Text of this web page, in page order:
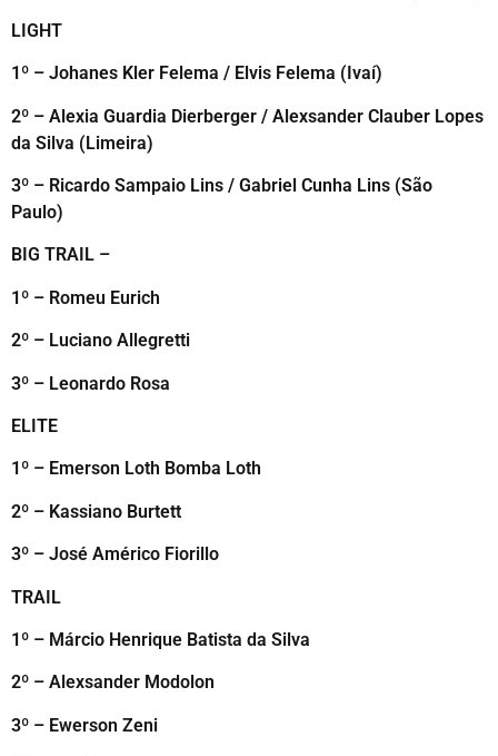
LIGHT
1º – Johanes Kler Felema / Elvis Felema (Ivaí)
2º – Alexia Guardia Dierberger / Alexsander Clauber Lopes
da Silva (Limeira)
3º – Ricardo Sampaio Lins / Gabriel Cunha Lins (São
Paulo)
BIG TRAIL –
1º – Romeu Eurich
2º – Luciano Allegretti
3º – Leonardo Rosa
ELITE
1º – Emerson Loth Bomba Loth
2º – Kassiano Burtett
3º – José Américo Fiorillo
TRAIL
1º – Márcio Henrique Batista da Silva
2º – Alexsander Modolon
3º – Ewerson Zeni